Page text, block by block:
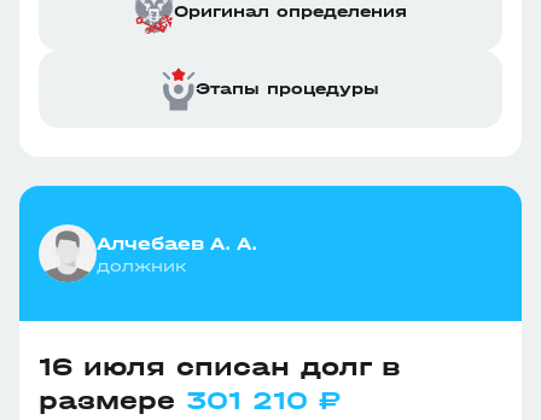
Оригинал определения
Этапы процедуры
Алчебаев А. А.
должник
16 июля списан долг в
размере 301 210 ₽